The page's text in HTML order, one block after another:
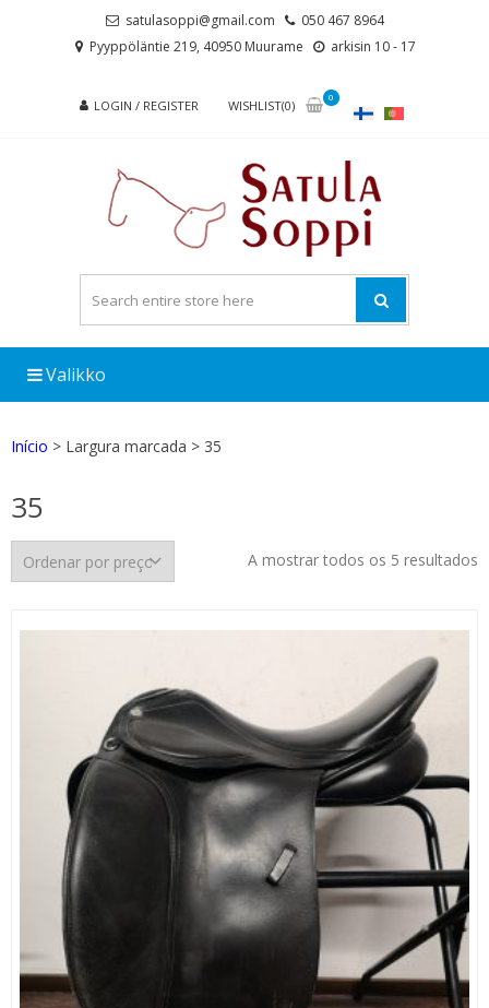
satulasoppi@gmail.com
050 467 8964
Pyyppöläntie 219, 40950 Muurame
arkisin 10 - 17
LOGIN / REGISTER WISHLIST(0)
0
Valikko
Início > Largura marcada > 35
35
A mostrar todos os 5 resultados